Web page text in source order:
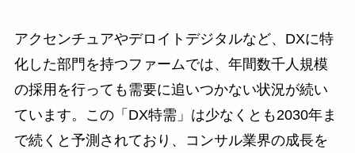
アクセンチュアやデロイトデジタルなど、DXに特
化した部門を持つファームでは、年間数千人規模
の採用を行っても需要に追いつかない状況が続い
ています。この「DX特需」は少なくとも2030年ま
で続くと予測されており、コンサル業界の成長を